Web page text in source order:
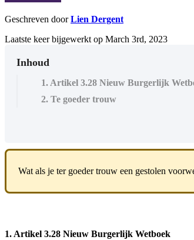
Geschreven doorLien Dergent
Laatste keer bijgewerkt op March 3rd, 2023
Inhoud
1. Artikel 3.28 Nieuw Burgerlijk
2. Te goeder trouw
Wat als je ter goeder trouw een gestolen
1. Artikel 3.28 Nieuw Burgerlijk Wetboek